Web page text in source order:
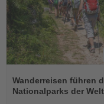
Sie
die
Nachrichten
Wanderreisen führen
Nationalparks der Welt